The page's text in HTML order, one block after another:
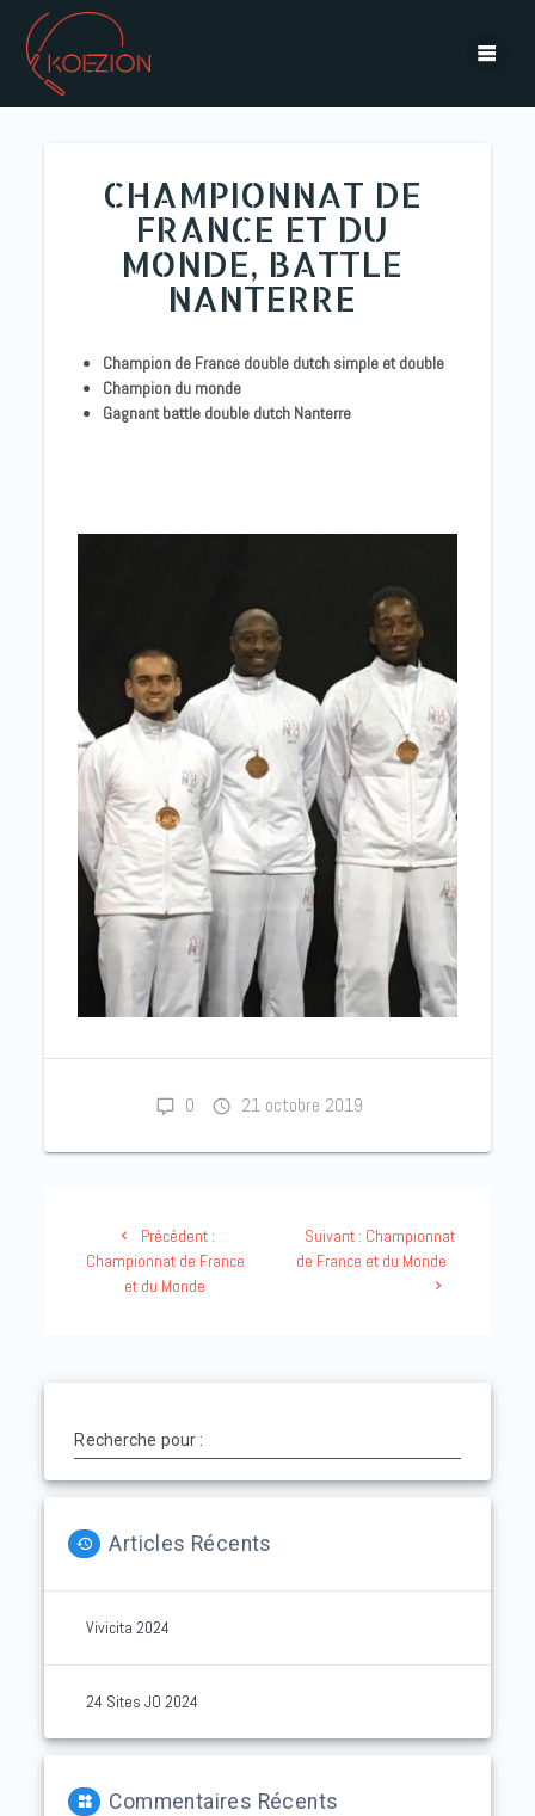
CHAMPIONNAT DE
FRANCE ET DU
MONDE, BATTLE
NANTERRE
Champion de France double dutch simple et double
Champion du monde
Gagnant battle double dutch Nanterre
0 21 octobre 2019
Précédent :
Championnat de France
et du Monde
Suivant : Championnat
de France et du Monde
Recherche pour :
Articles Récents
Vivicita 2024
24 Sites JO 2024
Commentaires Récents